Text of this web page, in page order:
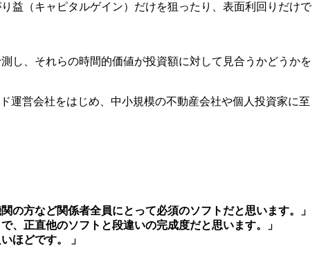
益（キャピタルゲイン）だけを狙ったり、表面利回りだけで
し、それらの時間的価値が投資額に対して見合うかどうかを
運営会社をはじめ、中小規模の不動産会社や個人投資家に至
の方など関係者全員にとって必須のソフトだと思います。」
、正直他のソフトと段違いの完成度だと思います。」
ほどです。 」